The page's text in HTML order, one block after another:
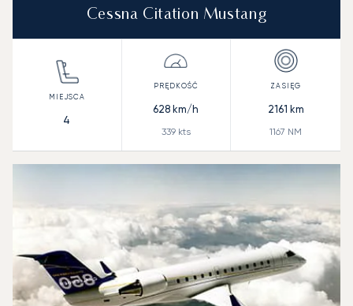
Cessna Citation Mustang
4
628 km/h
339kts
2161 km
1167 NM